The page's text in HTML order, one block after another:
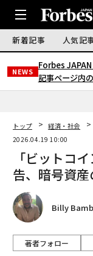
新着記事 人気記
NEWS
Forbes JAPAN
記事ページ内
トップ 経済・社会
2026.04.19 10:00
「ビットコ
告、暗号資
Billy
著者フォロー